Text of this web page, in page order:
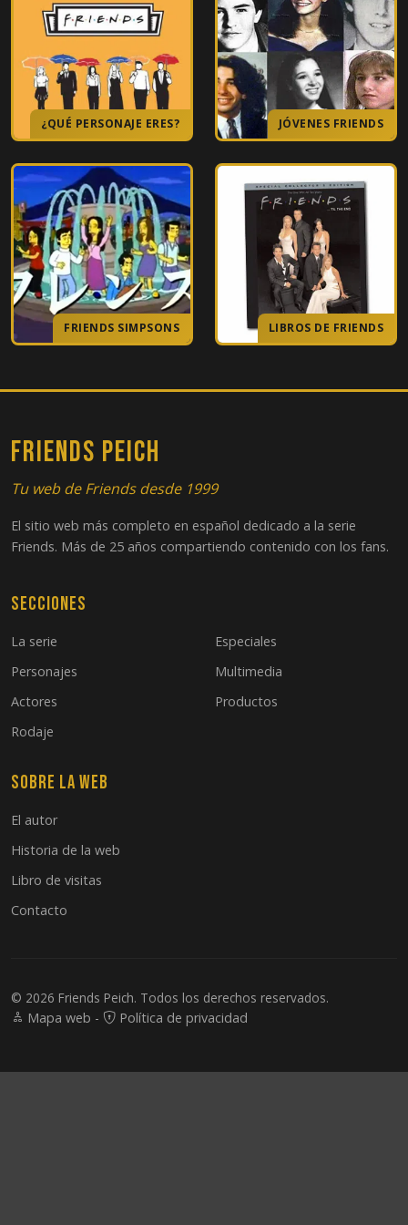
El del rugby
16 El de la fiesta falsa
El del porno gratis
18 El del nuevo traje de Rachel
19 El de las prisas
20 El de los vestidos de novia
21 El de la invitación
24 El de la boda de Ross, Parte 2
¿QUÉ PERSONAJE ERES? JÓVENES FRIENDS
FRIENDS SIMPSONS LIBROS DE FRIENDS
FRIENDS PEICH
Tu web de Friends desde 1999
El sitio web más completo en español dedicado a la serie
Friends. Más de 25 años compartiendo contenido con los fans.
Secciones
La serie
Personajes
Actores
Rodaje
Especiales
Multimedia
Productos
Sobre la web
El autor
Historia de la web
Libro de visitas
Contacto
© 2026 Friends Peich. Todos los derechos reservados.
Mapa web - Política de privacidad